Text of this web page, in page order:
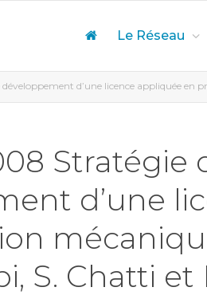
Le Réseau
d’une licence appliquée
Stratégie
d’une
S. Chatti et